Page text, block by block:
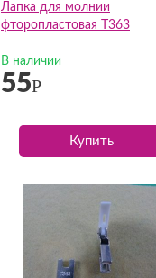
Лапка для молнии
фторопластовая T363
В наличии
55Р
Купить